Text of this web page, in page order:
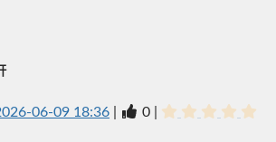
06-09 18:36 0